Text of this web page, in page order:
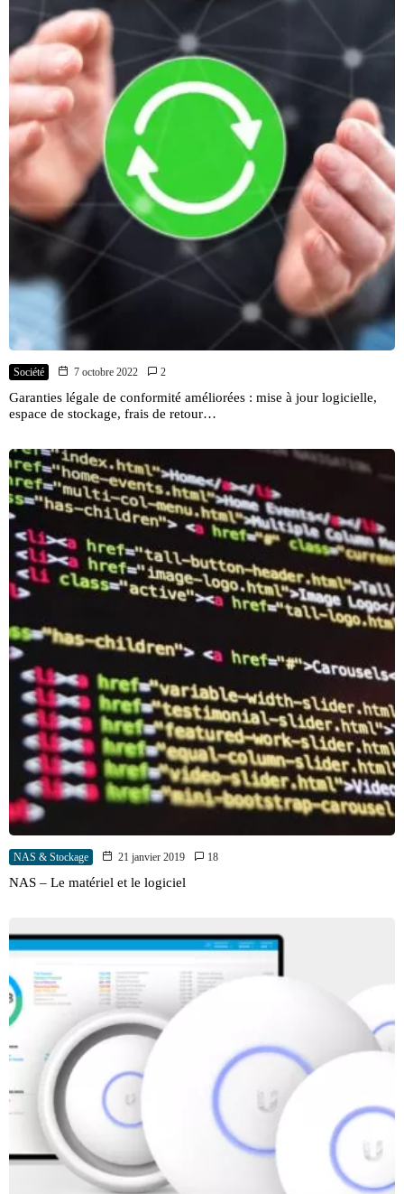
Société 7 octobre 2022 2
Garanties légale de conformité améliorées : mise à jour logicielle,
espace de stockage, frais de retour…
NAS & Stockage 21 janvier 2019 18
NAS – Le matériel et le logiciel